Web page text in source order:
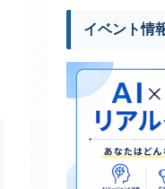
イベント情